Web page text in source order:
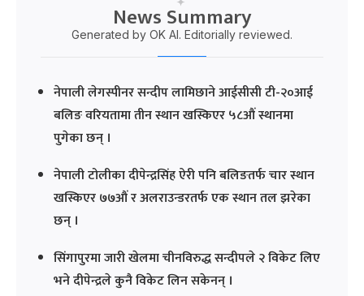
News Summary
Generated by OK AI. Editorially reviewed.
नेपाली लेगस्पीनर सन्दीप लामिछाने आईसीसी टी-२०आई
बलिङ वरियतामा तीन स्थान खस्किएर ५८औं स्थानमा
पुगेका छन् ।
नेपाली टोलीका दीपेन्द्रसिंह ऐरी पनि बलिङतर्फ चार स्थान
खस्किएर ७७औं र अलराउन्डरतर्फ एक स्थान तल झरेका
छन् ।
सिंगापुरमा जारी खेलमा चीनविरुद्ध सन्दीपले २ विकेट लिए
भने दीपेन्द्रले कुनै विकेट लिन सकेनन् ।